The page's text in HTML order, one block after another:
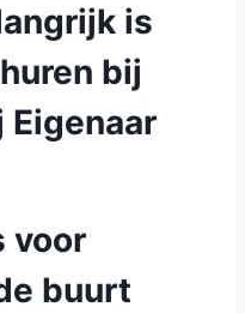
is
bij
voor
buurt